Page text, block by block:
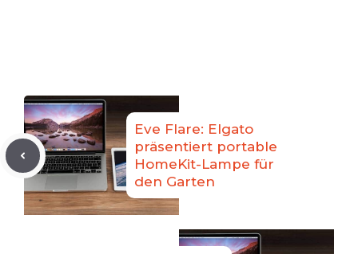
Eve Flare: Elgato
präsentiert portable
HomeKit-Lampe für
den Garten